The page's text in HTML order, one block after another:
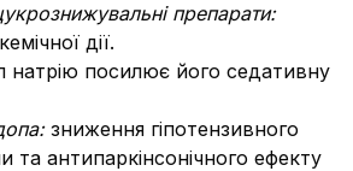
препарати:
дії.
натрію посилює його седативну
зниження гіпотензивного
та антипаркінсонічного ефекту